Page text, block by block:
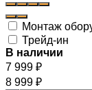
Монтаж
Трейд-ин
В наличии
7 999 ₽
8 999 ₽